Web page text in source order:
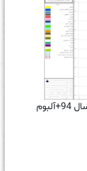
دانلود طرح جامع-تفصیلی شهر کیاسر سال 94+آلبوم